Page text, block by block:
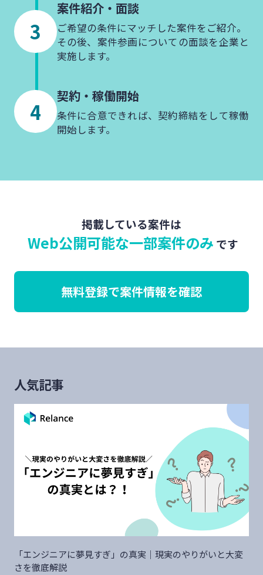
案件紹介・ 面談
ご希望の条件にマッチした案件をご紹介。
その後、案件参画についての面談を企業と
実施します。
契約・ 稼働開始
条件に合意できれば、契約締結をして稼働
開始します。
掲載している案件は
Web公開可能な一部案件のみ です
無料登録で案件情報を確認
人気記事
「エンジニアに夢見すぎ」の真実｜現実のやりがいと大変
さを徹底解説